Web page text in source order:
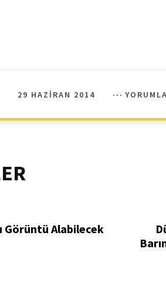
29 HAZIRAN 2014
Görüntü Alabilecek